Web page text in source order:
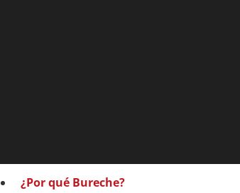
¿Por qué Bureche?